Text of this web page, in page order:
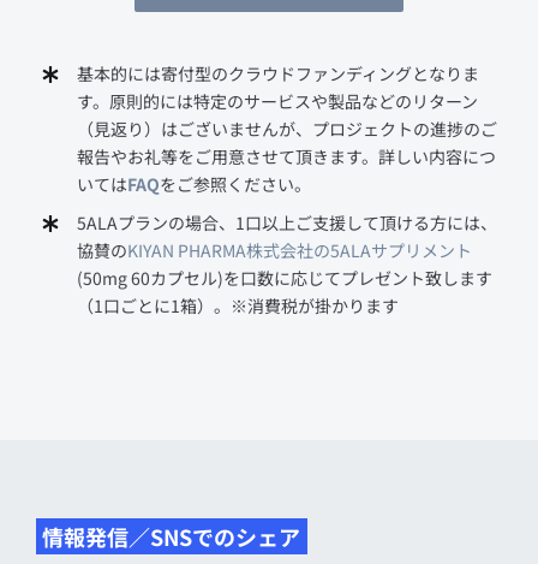
基本的には寄付型のクラウドファンディングとなりま
す。原則的には特定のサービスや製品などのリターン
（見返り）はございませんが、プロジェクトの進捗のご
報告やお礼等をご用意させて頂きます。詳しい内容につ
いてはFAQをご参照ください。
5ALAプランの場合、1口以上ご支援して頂ける方には、
協賛のKIYAN PHARMA株式会社の5ALAサプリメント
(50mg 60カプセル)を口数に応じてプレゼント致します
（1口ごとに1箱）。※消費税が掛かります
情報発信／SNSでのシェア